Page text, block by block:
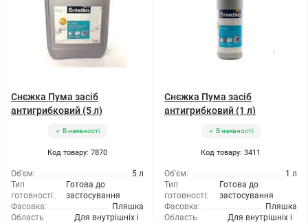
Снєжка Пума засіб
антигрибковий (5 л)
В наявності
Код товару: 7870
Об'єм:
5 л
Тип
готовності:
Готова до
застосування
Фасовка:
Пляшка
Область
Для внутрішніх і
Снєжка Пума засіб
антигрибковий (1 л)
В наявності
Код товару: 3411
Об'єм:
1 л
Тип
готовності:
Готова до
застосування
Фасовка:
Пляшка
Область
Для внутрішніх і